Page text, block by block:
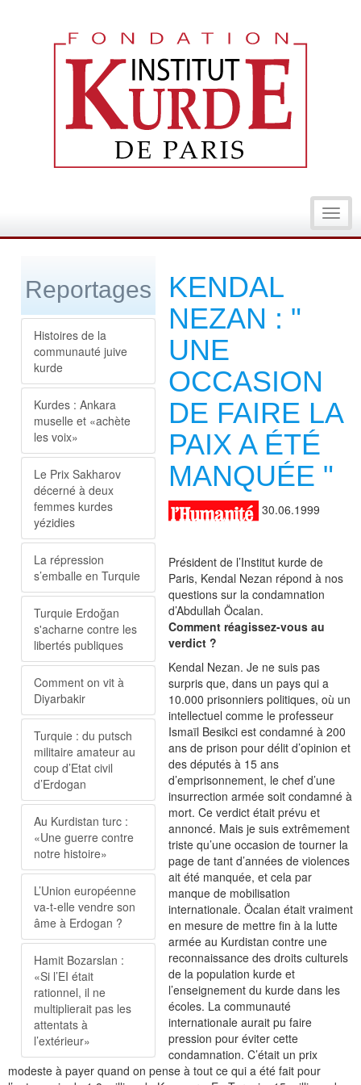
Reportages
Histoires de la
communauté juive
kurde
Kurdes : Ankara
muselle et «achète
les voix»
Le Prix Sakharov
décerné à deux
femmes kurdes
yézidies
La répression
s’emballe en Turquie
Turquie Erdoğan
s'acharne contre les
libertés publiques
Comment on vit à
Diyarbakir
Turquie : du putsch
militaire amateur au
coup d’Etat civil
d’Erdogan
Au Kurdistan turc :
«Une guerre contre
notre histoire»
L’Union européenne
va-t-elle vendre son
âme à Erdogan ?
Hamit Bozarslan :
«Si l’EI était
rationnel, il ne
multiplierait pas les
attentats à
l’extérieur»
KENDAL
NEZAN : "
UNE
OCCASION
DE FAIRE LA
PAIX A ÉTÉ
MANQUÉE "
30.06.1999
Président de l’Institut kurde de
Paris, Kendal Nezan répond à nos
questions sur la condamnation
d’Abdullah Öcalan.
Comment réagissez-vous au
verdict ?
Kendal Nezan. Je ne suis pas
surpris que, dans un pays qui a
10.000 prisonniers politiques, où un
intellectuel comme le professeur
Ismaïl Besikci est condamné à 200
ans de prison pour délit d’opinion et
des députés à 15 ans
d’emprisonnement, le chef d’une
insurrection armée soit condamné à
mort. Ce verdict était prévu et
annoncé. Mais je suis extrêmement
triste qu’une occasion de tourner la
page de tant d’années de violences
ait été manquée, et cela par
manque de mobilisation
internationale. Öcalan était vraiment
en mesure de mettre fin à la lutte
armée au Kurdistan contre une
reconnaissance des droits culturels
de la population kurde et
l’enseignement du kurde dans les
écoles. La communauté
internationale aurait pu faire
pression pour éviter cette
condamnation. C’était un prix
modeste à payer quand on pense à tout ce qui a été fait pour